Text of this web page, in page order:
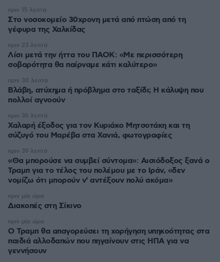
Στο νοσοκομείο 30χρονη μετά από πτώση από τη
γέφυρα της Χαλκίδας
πριν 15 λεπτά
Λίσι μετά την ήττα του ΠΑΟΚ: «Με περισσότερη
σοβαρότητα θα παίρναμε κάτι καλύτερο»
πριν 23 λεπτά
Βλάβη, ατύχημα ή πρόβλημα στο ταξίδι; Η κάλυψη που
πολλοί αγνοούν
πριν 30 λεπτά
Χαλαρή έξοδος για τον Κυριάκο Μητσοτάκη και τη
σύζυγό του Μαρέβα στα Χανιά, φωτογραφίες
πριν 36 λεπτά
«Θα μπορούσε να συμβεί σύντομα»: Αισιόδοξος ξανά ο
Τραμπ για το τέλος του πολέμου με το Ιράν, «δεν
νομίζω ότι μπορούν ν' αντέξουν πολύ ακόμα»
πριν 39 λεπτά
Διακοπές στη Σίκινο
πριν μία ώρα
Ο Τραμπ θα απαγορεύσει τη χορήγηση υπηκοότητας στα
παιδιά αλλοδαπών που πηγαίνουν στις ΗΠΑ για να
γεννήσουν
πριν μία ώρα